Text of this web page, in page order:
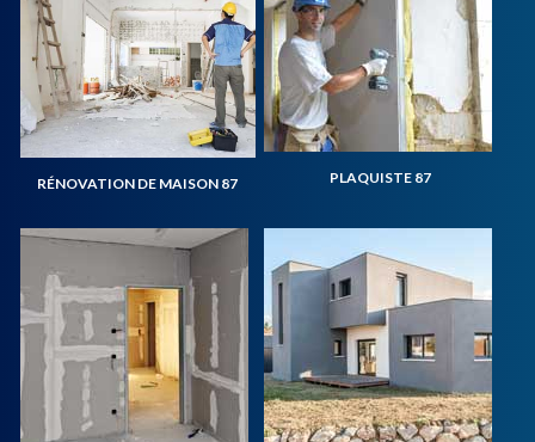
RÉNOVATION DE MAISON 87 PLAQUISTE 87